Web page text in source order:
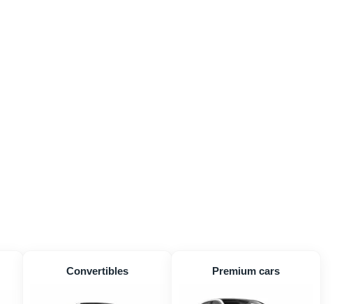
Convertibles Premium cars